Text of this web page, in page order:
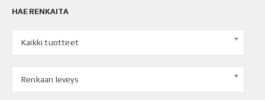
HAE RENKAITA
Kaikki tuotteet
Renkaan leveys